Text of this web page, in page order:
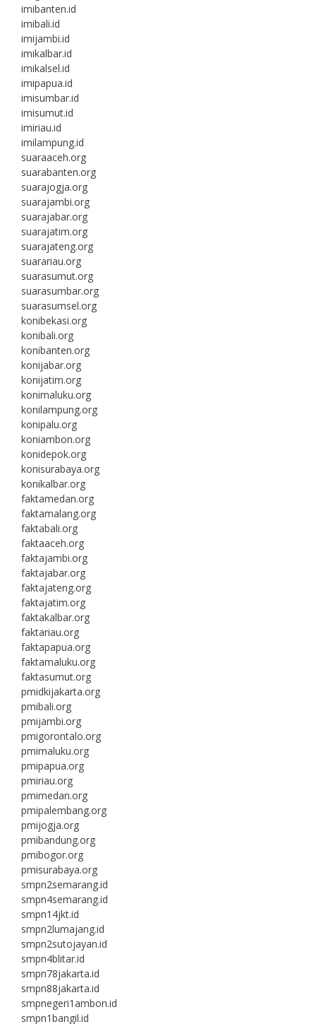
imibanten.id
imibali.id
imijambi.id
imikalbar.id
imikalsel.id
imipapua.id
imisumbar.id
imisumut.id
imiriau.id
imilampung.id
suaraaceh.org
suarabanten.org
suarajogja.org
suarajambi.org
suarajabar.org
suarajatim.org
suarajateng.org
suarariau.org
suarasumut.org
suarasumbar.org
suarasumsel.org
konibekasi.org
konibali.org
konibanten.org
konijabar.org
konijatim.org
konimaluku.org
konilampung.org
konipalu.org
koniambon.org
konidepok.org
konisurabaya.org
konikalbar.org
faktamedan.org
faktamalang.org
faktabali.org
faktaaceh.org
faktajambi.org
faktajabar.org
faktajateng.org
faktajatim.org
faktakalbar.org
faktariau.org
faktapapua.org
faktamaluku.org
faktasumut.org
pmidkijakarta.org
pmibali.org
pmijambi.org
pmigorontalo.org
pmimaluku.org
pmipapua.org
pmiriau.org
pmimedan.org
pmipalembang.org
pmijogja.org
pmibandung.org
pmibogor.org
pmisurabaya.org
smpn2semarang.id
smpn4semarang.id
smpn14jkt.id
smpn2lumajang.id
smpn2sutojayan.id
smpn4blitar.id
smpn78jakarta.id
smpn88jakarta.id
smpnegeri1ambon.id
smpn1bangil.id